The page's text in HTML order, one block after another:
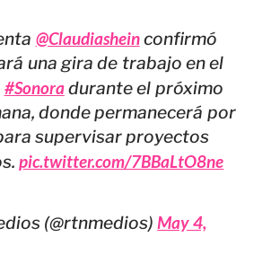
@Claudiasheinconfirmó
una gira de trabajo en el
#Sonoradurante el próximo
donde permanecerá por
supervisar proyectos
pic.twitter.com/7BBaLtO8ne
(@rtnmedios)May 4,